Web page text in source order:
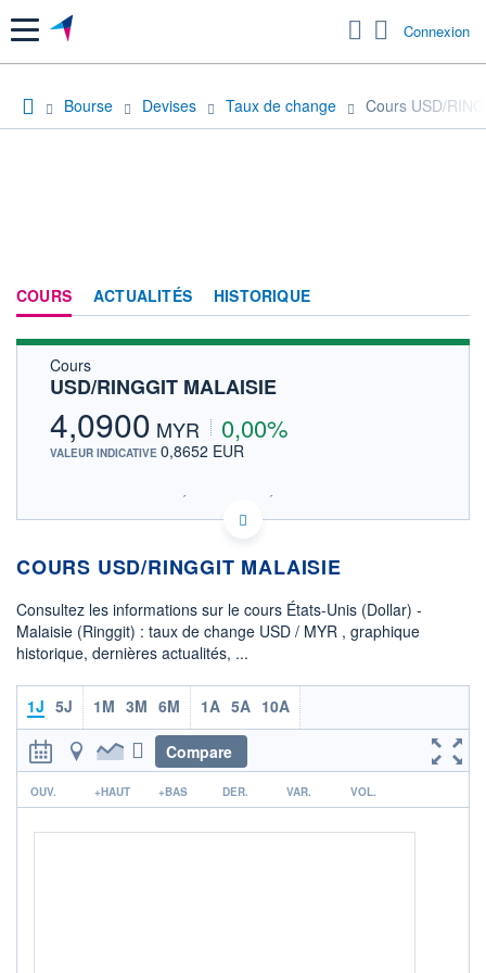
Menu Connexion
Bourse Devises Taux de change Cours USD/
COURS ACTUALITÉS HISTORIQUE
Cours
USD/RINGGIT MALAISIE
4,0900 MYR 0,00%
VALEUR INDICATIVE 0,8652 EUR
SIX - FOREX 1 DONNÉES TEMPS RÉEL
Politique d'exécution
OUVERTURE
4,0900
CLÔTURE VEILLE
4,0900 4,0900
COTATION SPÉCIFIQUE
COURS USD/RINGGIT MALAISIE
Consultez les informations sur le cours États-Unis (Dollar) -
Malaisie (Ringgit) : taux de change USD / MYR , graphique
historique, dernières actualités, ...
1J 5J 1M 3M 6M 1A 5A 10A
Compare
r
OUV. +HAUT +BAS DER. VAR. VOL.